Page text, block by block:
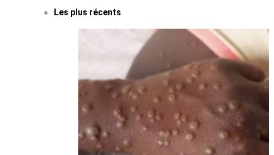
Les plus récents